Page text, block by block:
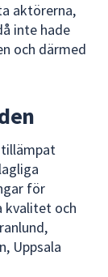
aktörerna,
inte hade
och därmed
tillämpat
för
kvalitet och
Uppsala